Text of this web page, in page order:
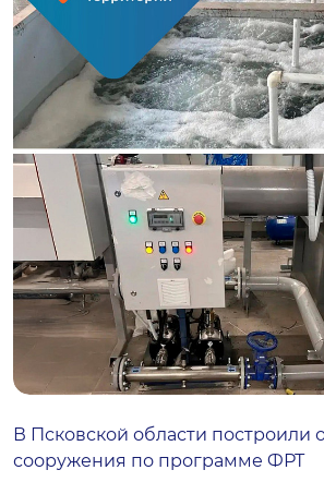
В Псковской области построили
сооружения по программе ФРТ